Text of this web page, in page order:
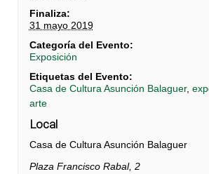
Finaliza:
31 mayo 2019
Categoría del Evento:
Exposición
Etiquetas del Evento:
Casa de Cultura Asunción Balaguer,
arte
Local
Casa de Cultura Asunción Balaguer
Plaza Francisco Rabal, 2